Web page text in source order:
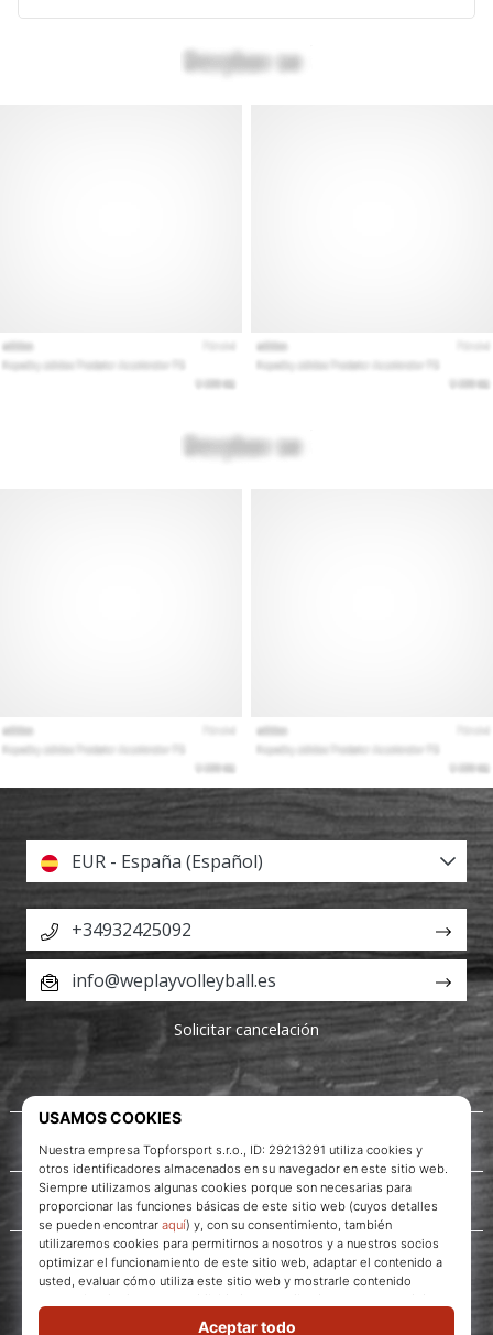
Acerca de nosotros
Servicio al cliente
EUR - España (Español)
+34932425092
info@weplayvolleyball.es
Solicitar cancelación